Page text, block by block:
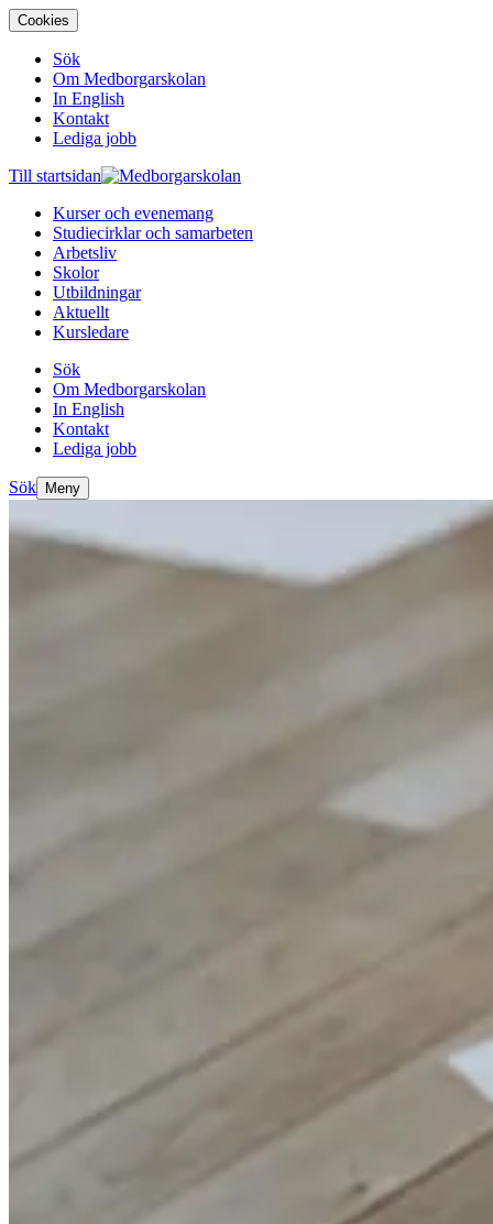
Cookies
Sök
Om Medborgarskolan
In English
Kontakt
Lediga jobb
Till startsidan
Kurser och evenemang
Studiecirklar och samarbeten
Arbetsliv
Skolor
Utbildningar
Aktuellt
Kursledare
Sök
Om Medborgarskolan
In English
Kontakt
Lediga jobb
Sök Meny